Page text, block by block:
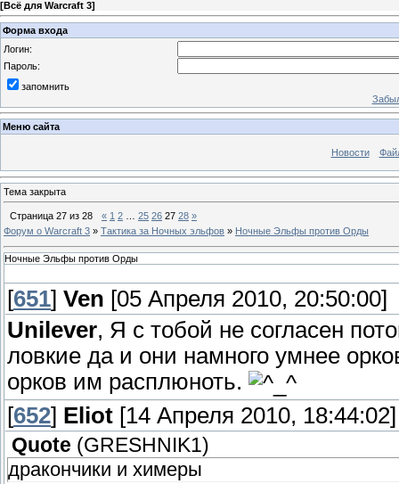
[Всё для Warcraft 3]
Форма входа
Логин:
Пароль:
запомнить
Меню сайта
Новости
Тема закрыта
Страница 27 из 28 « 1 2 25 26 27 28 »
Форум о Warcraft 3 » Тактика за Ночных эльфов » Ночные Эльфы против Орды
Ночные Эльфы против Орды
[651] Ven [05 Апреля 2010, 20:50:00]
Unilever, Я с тобой не согласен
ловкие да и они намного умнее
орков им расплюноть.
[652] Eliot [14 Апреля 2010, 18:44:02]
Quote (GRESHNIK1)
дракончики и химеры